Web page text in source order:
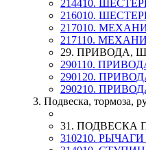
214410.
216010.
217010.
217110.
29. ПРИВОДА,
290110.
290120.
290210.
3. Подвеска, тормоза,
31. ПОДВЕСКА
310210.